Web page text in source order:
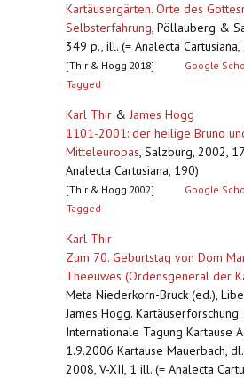
Kartäusergärten. Orte des
Selbsterfahrung, Pöllauberg &
349 p., ill. (= Analecta Cartusiana,
[Thir & Hogg 2018] Google
Tagged
Karl Thir & James Hogg
1101-2001: der heilige Bruno
Mitteleuropas, Salzburg, 2002,
Analecta Cartusiana, 190)
[Thir & Hogg 2002] Google
Tagged
Karl Thir
Zum 70. Geburtstag von Dom
Theeuwes (Ordensgeneral der
Meta Niederkorn-Bruck (ed.),
James Hogg.
Internationale Tagung Kartause
1.9.2006 Kartause Mauerbach,
2008, V-XII, 1 ill. (= Analecta